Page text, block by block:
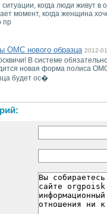
когда люди живут
момент, когда женщина
пр
ОМС нового образца 2012-
В системе
новая форма полиса
будет ос�